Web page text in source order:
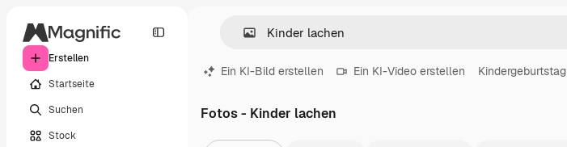
Erstellen
Startseite
Suchen
Stock
Ein KI-Bild erstellen Ein KI-Video erstellen Kindergeburtstag
Fotos - Kinder lachen